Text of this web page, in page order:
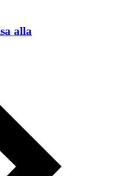
alla